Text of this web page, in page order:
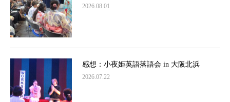
2026.08.01
感想：小夜姫英語落語会 in 大阪北浜
2026.07.22